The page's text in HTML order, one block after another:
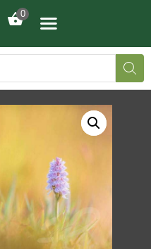
0
IHR BILD